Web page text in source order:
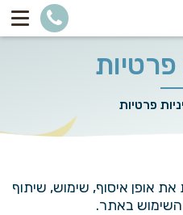
פרטיות
פרטיות
אופן איסוף, שימוש, שיתוף
השימוש באתר.